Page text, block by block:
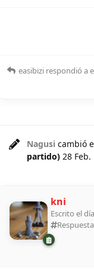
easibizi respondió a
Nagusi cambió
partido) 28 Feb.
kni
Escrito el